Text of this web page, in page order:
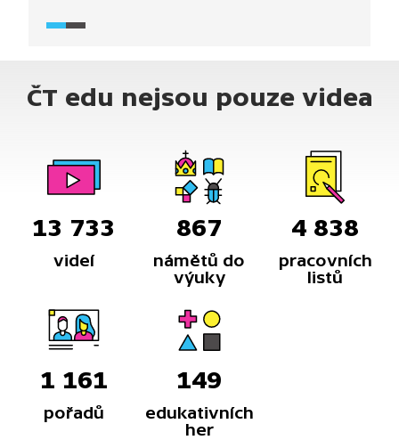
ČT edu nejsou pouze videa
13 733
videí
867
námětů do
výuky
4 838
pracovních
listů
1 161
pořadů
149
edukativních
her